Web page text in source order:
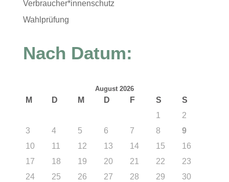
Verbraucher*innenschutz
Wahlprüfung
Nach Datum:
August 2026
M D M D F S
S
1
2
3
4 5 6 7 8
9
10
11 12 13 14 15
16
17
18 19 20 21 22
23
24
25 26 27 28 29
30